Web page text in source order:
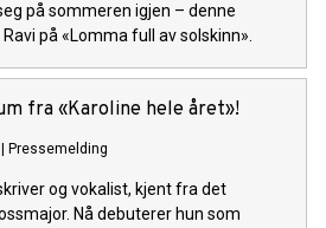
på sommeren igjen – denne
på «Lomma full av solskinn».
fra «Karoline hele året»!
Pressemelding
og vokalist, kjent fra det
Nå debuterer hun som